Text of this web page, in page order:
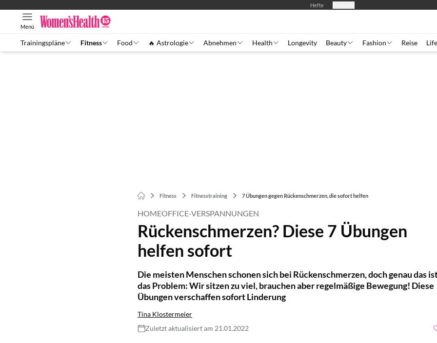
Hefte
Menü
Trainingspläne Fitness Food 🔥 Astrologie Abnehmen Health Longevity Beauty Fashion Reise Life
Fitness Fitnesstraining 7 Übungen gegen Rückenschmerzen, die sofort helfen
HOMEOFFICE-VERSPANNUNGEN
Rückenschmerzen? Diese 7 Übungen
helfen sofort
Die meisten Menschen schonen sich bei Rückenschmerzen, doch genau das
das Problem: Wir sitzen zu viel, brauchen aber regelmäßige Bewegung! Diese
Übungen verschaffen sofort Linderung
Tina Klostermeier
Zuletzt aktualisiert am 21.01.2022